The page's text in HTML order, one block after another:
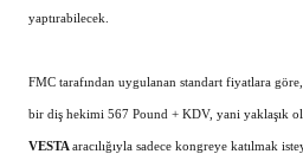
yaptırabilecek.
FMC tarafından uygulanan standart fiyatlara
bir diş hekimi 567 Pound + KDV, yani yaklaşık
VESTA aracılığıyla sadece kongreye katılmak